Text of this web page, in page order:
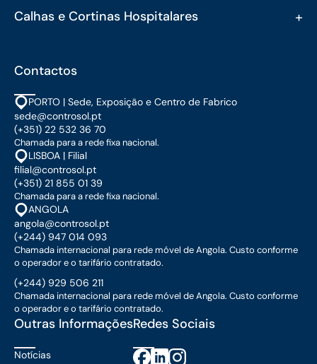
Calhas e Cortinas Hospitalares +
Contactos
PORTO | Sede, Exposição e Centro de Fabrico
sede@controsol.pt
(+351) 22 532 36 70
Chamada para a rede fixa nacional.
LISBOA | Filial
filial@controsol.pt
(+351) 21 855 01 39
Chamada para a rede fixa nacional.
ANGOLA
angola@controsol.pt
(+244) 947 014 093
Chamada internacional para rede móvel de Angola. Custo conforme
o operador e o tarifário contratado.
(+244) 929 506 211
Chamada internacional para rede móvel de Angola. Custo conforme
o operador e o tarifário contratado.
Outras Informações
Notícias
Redes Sociais